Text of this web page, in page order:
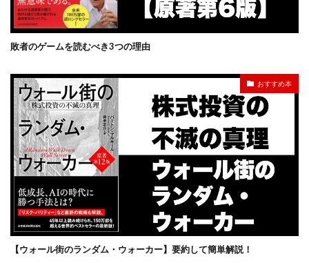
敗者のゲームを読むべき3つの理由
おすすめ本
【ウォール街のランダム・ウォーカー】要約して簡単解説！